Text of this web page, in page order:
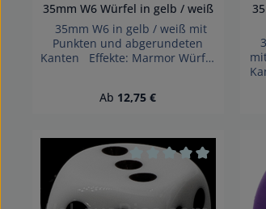
35mm W6 Würfel in gelb / weiß
35mm W6 in gelb / weiß mit
Punkten und abgerundeten
Kanten Effekte: Marmor Würfel
Kleinteile nicht für Kinder unter
Regulärer Preis:
Ab 12,75 €
Durchschnittliche